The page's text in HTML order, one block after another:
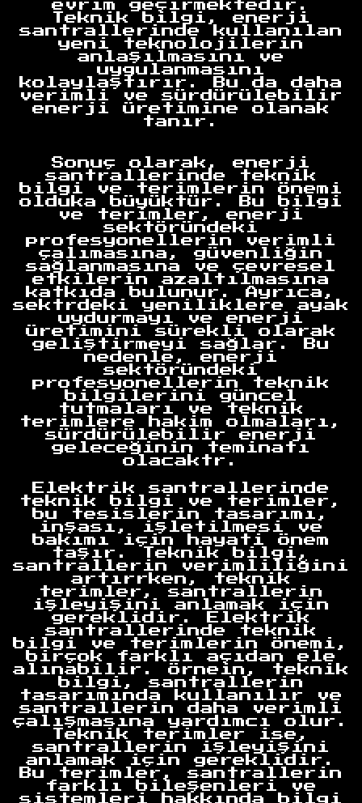
evrim geçirmektedir.
Teknik bilgi, enerji
santrallerinde kullanılan
yeni teknolojilerin
anlaşılmasını ve
uygulanmasını
kolaylaştırır. Bu da daha
verimli ve sürdürülebilir
enerji üretimine olanak
tanır.
Sonuç olarak, enerji
santrallerinde teknik
bilgi ve terimlerin önemi
olduka büyüktür. Bu bilgi
ve terimler, enerji
sektöründeki
profesyonellerin verimli
çalımasına, güvenliğin
sağlanmasına ve çevresel
etkilerin azaltılmasına
katkıda bulunur. Ayrıca,
sektrdeki yeniliklere ayak
uydurmayı ve enerji
üretimini sürekli olarak
geliştirmeyi sağlar. Bu
nedenle, enerji
sektöründeki
profesyonellerin teknik
bilgilerini güncel
tutmaları ve teknik
terimlere hakim olmaları,
sürdürülebilir enerji
geleceğinin teminatı
olacaktr.
Elektrik santrallerinde
teknik bilgi ve terimler,
bu tesislerin tasarımı,
inşası, işletilmesi ve
bakımı için hayati önem
taşır. Teknik bilgi,
santrallerin verimliliğini
artırrken, teknik
terimler, santrallerin
işleyişini anlamak için
gereklidir. Elektrik
santrallerinde teknik
bilgi ve terimlerin önemi,
birçok farklı açıdan ele
alınabilir. Örnein, teknik
bilgi, santrallerin
tasarımında kullanılır ve
santrallerin daha verimli
çalışmasına yardımcı olur.
Teknik terimler ise,
santrallerin işleyişini
anlamak için gereklidir.
Bu terimler, santrallerin
farklı bileşenleri ve
sistemleri hakkında bilgi
Anasayfa